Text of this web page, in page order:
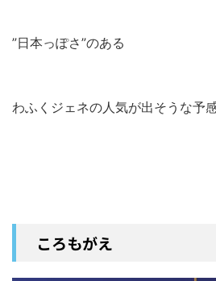
”日本っぽさ”のある
わふくジェネの人気が出そうな予
ころもがえ